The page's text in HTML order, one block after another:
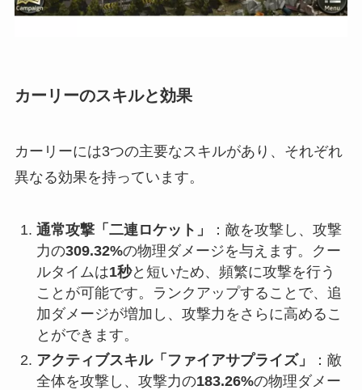
カーリーのスキルと効果
カーリーには3つの主要なスキルがあり、それぞれ
異なる効果を持っています。
通常攻撃「二連ロケット」
：敵を攻撃し、攻撃
力の309.32%の物理ダメージを与えます。クー
ルタイムは1秒と短いため、頻繁に攻撃を行う
ことが可能です。ランクアップすることで、追
加ダメージが増加し、攻撃力をさらに高めるこ
とができます。
アクティブスキル「ファイアサプライズ」
：敵
全体を攻撃し、攻撃力の183.26%の物理ダメー